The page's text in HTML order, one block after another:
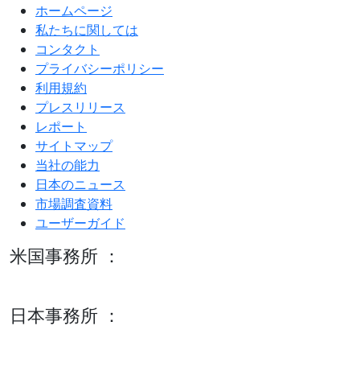
ホームページ
私たちに関しては
コンタクト
プライバシーポリシー
利用規約
プレスリリース
レポート
サイトマップ
当社の能力
日本のニュース
市場調査資料
ユーザーガイド
米国事務所 ：
日本事務所 ：